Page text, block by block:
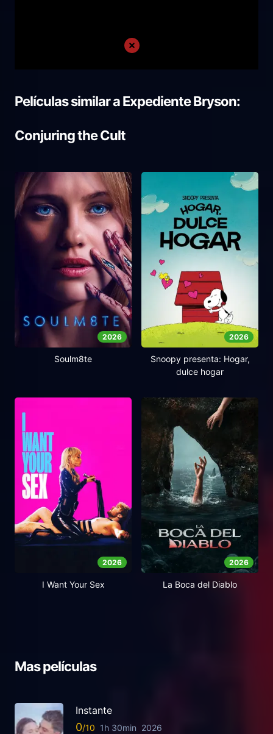
Películas similar aExpediente Bryson:
Conjuring the Cult
2026
Soulm8te
2026
Snoopy presenta: Hogar,
dulce hogar
2026
I Want Your Sex
2026
La Boca del Diablo
Mas películas
Instante
0 1h 30min 2026